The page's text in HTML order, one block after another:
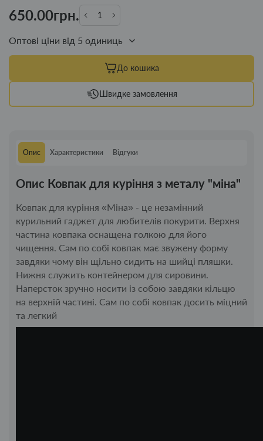
650.00грн.
Оптові ціни від 5 одиниць
До кошика
Швидке замовлення
Опис Характеристики Відгуки
Опис Ковпак для куріння з металу "міна"
Ковпак для куріння «Міна» - це незамінний
курильний гаджет для любителів покурити. Верхня
частина ковпака оснащена голкою для його
чищення. Сам по собі ковпак має звужену форму
завдяки чому він щільно сидить на шийці пляшки.
Нижня служить контейнером для сировини.
Наперсток зручно носити із собою завдяки кільцю
на верхній частині. Сам по собі ковпак досить міцний
та легкий